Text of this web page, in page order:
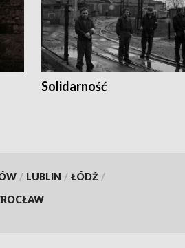
Solidarność
/ LUBLIN / ŁÓDŹ /